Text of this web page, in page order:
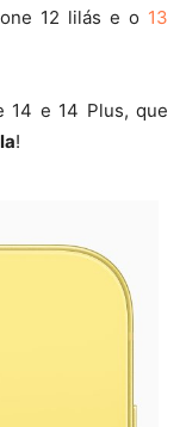
12 lilás e o 13
14 e 14 Plus, que
!